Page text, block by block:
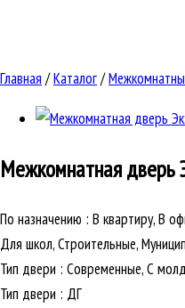
Главная /Каталог/
Межкомнатная дверь
По назначению : В квартиру, В
Для школ, Строительные,
Тип двери : Современные, С
Тип двери : ДГ